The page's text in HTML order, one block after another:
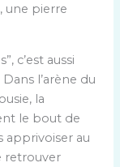
une pierre
c’est aussi
l’arène du
la
le bout de
apprivoiser au
retrouver